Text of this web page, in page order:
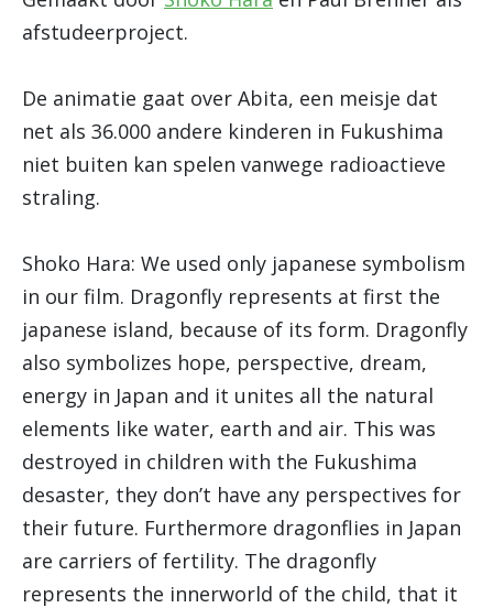
afstudeerproject.
De animatie gaat over Abita, een meisje dat
net als 36.000 andere kinderen in Fukushima
niet buiten kan spelen vanwege radioactieve
straling.
Shoko Hara: We used only japanese symbolism
in our film. Dragonfly represents at first the
japanese island, because of its form. Dragonfly
also symbolizes hope, perspective, dream,
energy in Japan and it unites all the natural
elements like water, earth and air. This was
destroyed in children with the Fukushima
desaster, they don’t have any perspectives for
their future. Furthermore dragonflies in Japan
are carriers of fertility. The dragonfly
represents the innerworld of the child, that it